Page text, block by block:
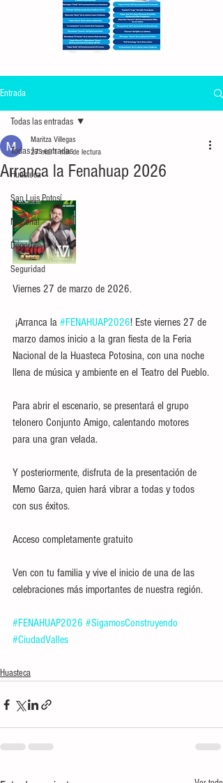
Entrada
Todas las entradas
Huasteca
San Luis Potosí
Nacional
Deportes
Seguridad
Todas las entradas
Arranca la Fenahuap 2026
Maritza Villegas
27 mar1 min de lectura
Viernes 27 de marzo de 2026.
¡Arranca la #FENAHUAP2026! Este viernes 27 de
marzo damos inicio a la gran fiesta de la Feria
Nacional de la Huasteca Potosina, con una noche
llena de música y ambiente en el Teatro del Pueblo.
Para abrir el escenario, se presentará el grupo
telonero Conjunto Amigo, calentando motores
para una gran velada.
Y posteriormente, disfruta de la presentación de
Memo Garza, quien hará vibrar a todas y todos
con sus éxitos.
Acceso completamente gratuito
Ven con tu familia y vive el inicio de una de las
celebraciones más importantes de nuestra región.
#FENAHUAP2026 #SigamosConstruyendo
#CiudadValles
Huasteca